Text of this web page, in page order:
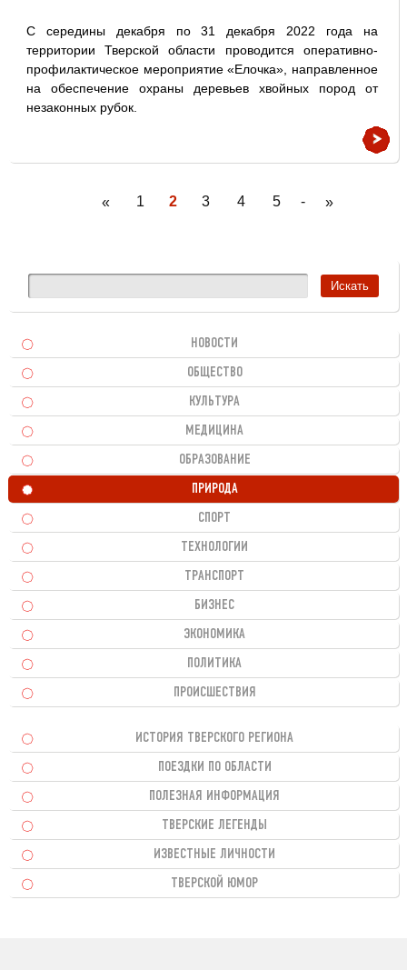
С середины декабря по 31 декабря 2022 года на
территории Тверской области проводится оперативно-
профилактическое мероприятие «Елочка», направленное
на обеспечение охраны деревьев хвойных пород от
незаконных рубок.
« 1 2 3 4 5 - »
НОВОСТИ
ОБЩЕСТВО
КУЛЬТУРА
МЕДИЦИНА
ОБРАЗОВАНИЕ
ПРИРОДА
СПОРТ
ТЕХНОЛОГИИ
ТРАНСПОРТ
БИЗНЕС
ЭКОНОМИКА
ПОЛИТИКА
ПРОИСШЕСТВИЯ
ИСТОРИЯ ТВЕРСКОГО РЕГИОНА
ПОЕЗДКИ ПО ОБЛАСТИ
ПОЛЕЗНАЯ ИНФОРМАЦИЯ
ТВЕРСКИЕ ЛЕГЕНДЫ
ИЗВЕСТНЫЕ ЛИЧНОСТИ
ТВЕРСКОЙ ЮМОР